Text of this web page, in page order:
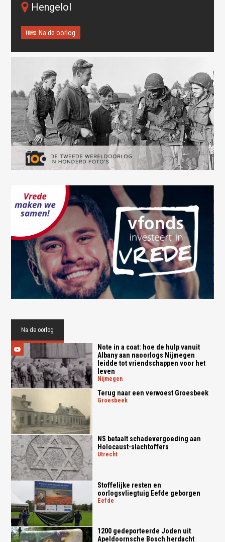
Hengelol
Na de oorlog
Na de oorlog
Note in a coat: hoe de hulp vanuit
Albany aan naoorlogs Nijmegen
leidde tot vriendschappen voor het
leven
nijmegen
Terug naar een verwoest Groesbeek
groesbeek
NS betaalt schadevergoeding aan
Holocaust-slachtoffers
utrecht
Stoffelijke resten en
oorlogsvliegtuig Eefde geborgen
eefde
1200 gedeporteerde Joden uit
Apeldoornsche Bosch herdacht